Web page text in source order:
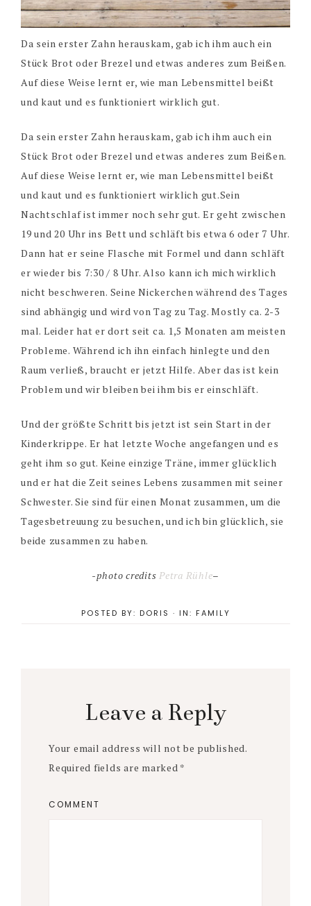
Da sein erster Zahn herauskam, gab ich ihm auch ein
Stück Brot oder Brezel und etwas anderes zum Beißen.
Auf diese Weise lernt er, wie man Lebensmittel beißt
und kaut und es funktioniert wirklich gut.
Da sein erster Zahn herauskam, gab ich ihm auch ein
Stück Brot oder Brezel und etwas anderes zum Beißen.
Auf diese Weise lernt er, wie man Lebensmittel beißt
und kaut und es funktioniert wirklich gut.Sein
Nachtschlaf ist immer noch sehr gut. Er geht zwischen
19 und 20 Uhr ins Bett und schläft bis etwa 6 oder 7 Uhr.
Dann hat er seine Flasche mit Formel und dann schläft
er wieder bis 7:30 / 8 Uhr. Also kann ich mich wirklich
nicht beschweren. Seine Nickerchen während des Tages
sind abhängig und wird von Tag zu Tag. Mostly ca. 2-3
mal. Leider hat er dort seit ca. 1,5 Monaten am meisten
Probleme. Während ich ihn einfach hinlegte und den
Raum verließ, braucht er jetzt Hilfe. Aber das ist kein
Problem und wir bleiben bei ihm bis er einschläft.
Und der größte Schritt bis jetzt ist sein Start in der
Kinderkrippe. Er hat letzte Woche angefangen und es
geht ihm so gut. Keine einzige Träne, immer glücklich
und er hat die Zeit seines Lebens zusammen mit seiner
Schwester. Sie sind für einen Monat zusammen, um die
Tagesbetreuung zu besuchen, und ich bin glücklich, sie
beide zusammen zu haben.
-photo credits Petra Rühle–
POSTED BY: DORIS · IN: FAMILY
InteractionsLeave a Reply
Your email address will not be published.
Required fields are marked *
COMMENT